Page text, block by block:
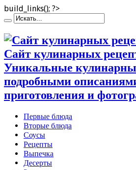
build_links(); ?>
Сайт кулинарных
Уникальные
подробными
приготовления и
Первые блюда
Вторые блюда
Соусы
Рецепты
Выпечка
Десерты